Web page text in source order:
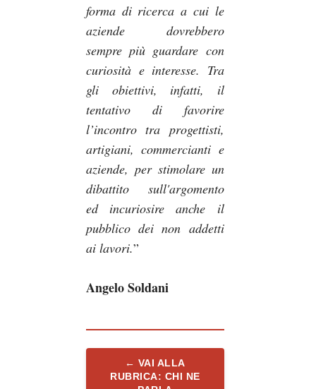
forma di ricerca a cui le
aziende dovrebbero
sempre più guardare con
curiosità e interesse. Tra
gli obiettivi, infatti, il
tentativo di favorire
l’incontro tra progettisti,
artigiani, commercianti e
aziende, per stimolare un
dibattito sull'argomento
ed incuriosire anche il
pubblico dei non addetti
ai lavori.”
Angelo Soldani
← VAI ALLA
RUBRICA: CHI NE